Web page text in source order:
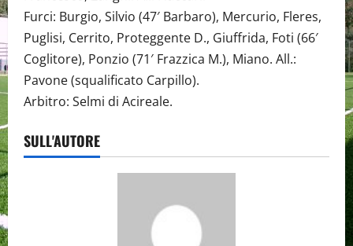
Furci: Burgio, Silvio (47′ Barbaro), Mercurio, Fleres,
Puglisi, Cerrito, Proteggente D., Giuffrida, Foti (66′
Coglitore), Ponzio (71′ Frazzica M.), Miano. All.:
Pavone (squalificato Carpillo).
Arbitro: Selmi di Acireale.
SULL'AUTORE